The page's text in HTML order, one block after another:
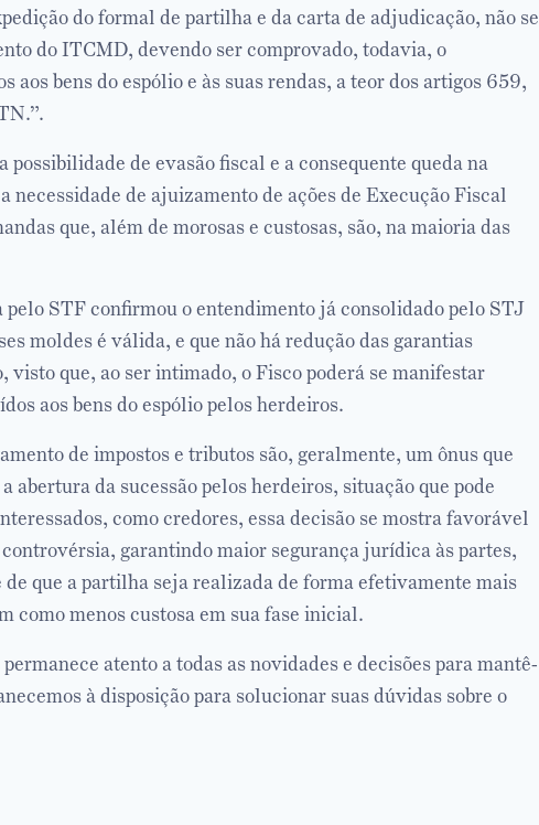
do formal de partilha e da carta de adjudicação, não se
do ITCMD, devendo ser comprovado, todavia, o
aos bens do espólio e às suas rendas, a teor dos artigos 659,
possibilidade de evasão fiscal e a consequente queda na
necessidade de ajuizamento de ações de Execução Fiscal
que, além de morosas e custosas, são, na maioria das
STF confirmou o entendimento já consolidado pelo STJ
moldes é válida, e que não há redução das garantias
visto que, ao ser intimado, o Fisco poderá se manifestar
aos bens do espólio pelos herdeiros.
de impostos e tributos são, geralmente, um ônus que
abertura da sucessão pelos herdeiros, situação que pode
como credores, essa decisão se mostra favorável
garantindo maior segurança jurídica às partes,
que a partilha seja realizada de forma efetivamente mais
como menos custosa em sua fase inicial.
atento a todas as novidades e decisões para mantê-
à disposição para solucionar suas dúvidas sobre o